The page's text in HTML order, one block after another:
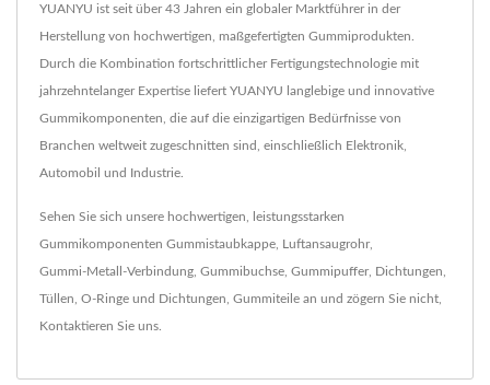
YUANYU ist seit über 43 Jahren ein globaler Marktführer in der
Herstellung von hochwertigen, maßgefertigten Gummiprodukten.
Durch die Kombination fortschrittlicher Fertigungstechnologie mit
jahrzehntelanger Expertise liefert YUANYU langlebige und innovative
Gummikomponenten, die auf die einzigartigen Bedürfnisse von
Branchen weltweit zugeschnitten sind, einschließlich Elektronik,
Automobil und Industrie.
Sehen Sie sich unsere hochwertigen, leistungsstarken
Gummikomponenten Gummistaubkappe Luftansaugrohr,
Gummi-Metall-Verbindung Gummibuchse Gummipuffer, Dichtungen
Tüllen O-Ringe und Dichtungen Gummiteile an und zögern Sie nicht,
Kontaktieren Sie uns